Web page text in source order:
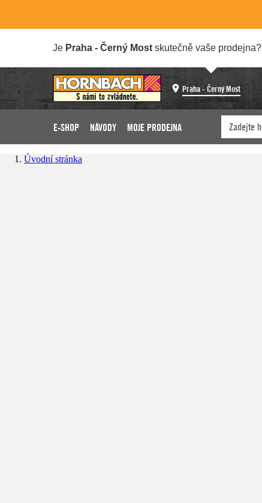
Je Praha - Černý Most skutečně vaše prodejna?
Praha - Černý Most
E-SHOP NÁVODY MOJE PRODEJNA
Úvodní stránka